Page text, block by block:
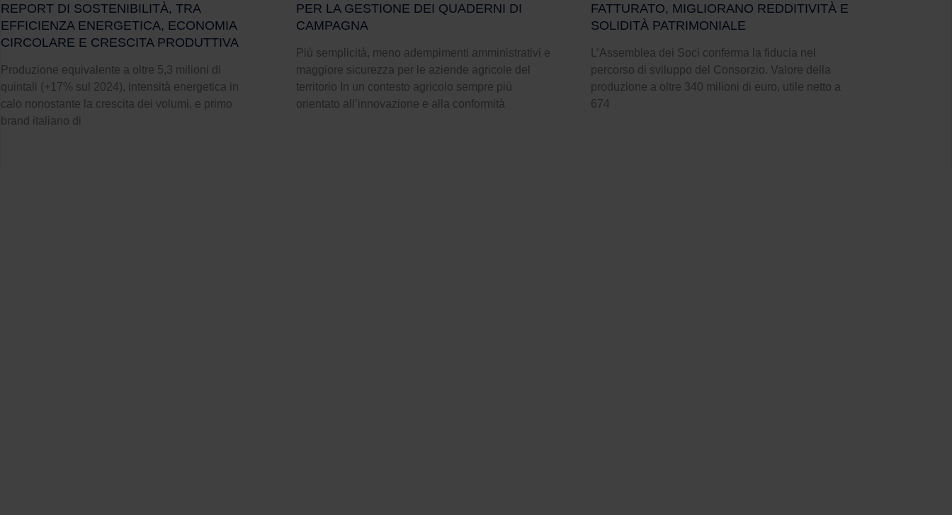
REPORT DI SOSTENIBILITÀ, TRA
EFFICIENZA ENERGETICA, ECONOMIA
CIRCOLARE E CRESCITA PRODUTTIVA
Produzione equivalente a oltre 5,3 milioni di
quintali (+17% sul 2024), intensità energetica in
calo nonostante la crescita dei volumi, e primo
brand italiano di
PER LA GESTIONE DEI QUADERNI DI
CAMPAGNA
Più semplicità, meno adempimenti amministrativi e
maggiore sicurezza per le aziende agricole del
territorio In un contesto agricolo sempre più
orientato all’innovazione e alla conformità
FATTURATO, MIGLIORANO REDDITIVITÀ E
SOLIDITÀ PATRIMONIALE
L’Assemblea dei Soci conferma la fiducia nel
percorso di sviluppo del Consorzio. Valore della
produzione a oltre 340 milioni di euro, utile netto a
674